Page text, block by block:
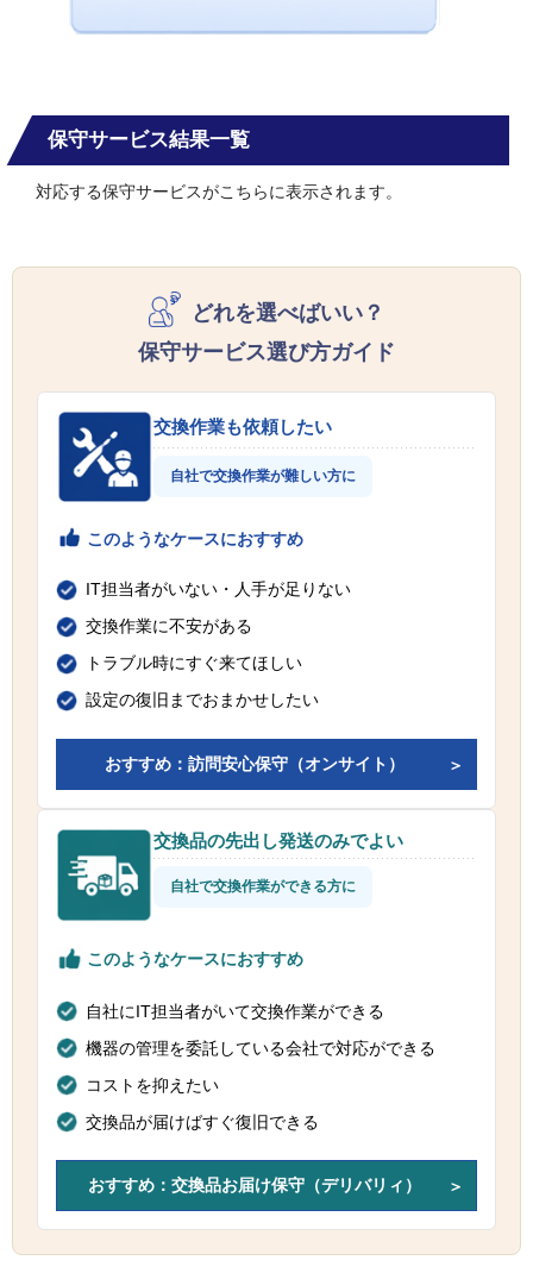
保守サービス結果一覧
対応する保守サービスがこちらに表示されます。
どれを選べばいい？
保守サービス選び方ガイド
交換作業も依頼したい
自社で交換作業が難しい方に
このようなケースにおすすめ
IT担当者がいない・人手が足りない
交換作業に不安がある
トラブル時にすぐ来てほしい
設定の復旧までおまかせしたい
おすすめ：訪問安心保守（オンサイト）
交換品の先出し発送のみでよい
自社で交換作業ができる方に
このようなケースにおすすめ
自社にIT担当者がいて交換作業ができる
機器の管理を委託している会社で対応ができる
コストを抑えたい
交換品が届けばすぐ復旧できる
おすすめ：交換品お届け保守（デリバリィ）